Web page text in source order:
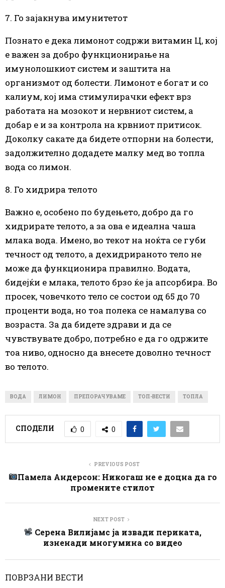
7. Го зајакнува имунитетот
Познато е дека лимонот содржи витамин Ц, кој
е важен за добро функционирање на
имунолошкиот систем и заштита на
организмот од болести. Лимонот е богат и со
калиум, кој има стимулирачки ефект врз
работата на мозокот и нервниот систем, а
добар е и за контрола на крвниот притисок.
Доколку сакате да бидете отпорни на болести,
задолжително додадете малку мед во топла
вода со лимон.
8. Го хидрира телото
Важно е, особено по будењето, добро да го
хидрирате телото, а за ова е идеална чаша
млака вода. Имено, во текот на ноќта се губи
течност од телото, а дехидрираното тело не
може да функционира правилно. Водата,
бидејќи е млака, телото брзо ќе ја апсорбира. Во
просек, човечкото тело се состои од 65 до 70
проценти вода, но тоа полека се намалува со
возраста. За да бидете здрави и да се
чувствувате добро, потребно е да го одржите
тоа ниво, односно да внесете доволно течност
во телото.
ВОДА ЛИМОН ПРЕПОРАЧУВАМЕ ТОП-ВЕСТИ ТОПЛА
СПОДЕЛИ 0 0
PREVIOUS POST
Памела Андерсон: Никогаш не е доцна да го
промените стилот
NEXT POST
Серена Вилијамс ја извади периката,
изненади многумина со видео
ПОВРЗАНИ ВЕСТИ